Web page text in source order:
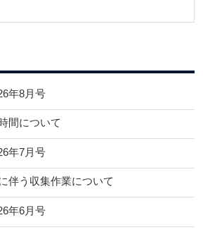
年8月号
間について
年7月号
伴う収集作業について
年6月号